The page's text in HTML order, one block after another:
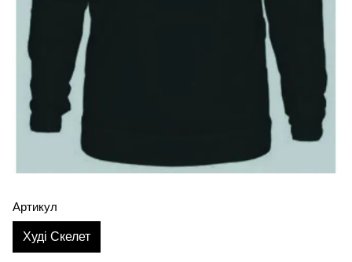
Артикул
Худі Скелет